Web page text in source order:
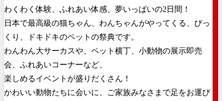
わくわく体験、ふれあい体感、夢いっぱいの2日間！
日本で最高級の猫ちゃん、わんちゃんがやってくる、びっ
くり、ドキドキのペットの祭典です。
わんわん大サーカスや、ペット横丁、小動物の展示即売
会、ふれあいコーナーなど、
楽しめるイベントが盛りだくさん！
かわいい動物たちに会いに、ご家族みなさまで足をお運び